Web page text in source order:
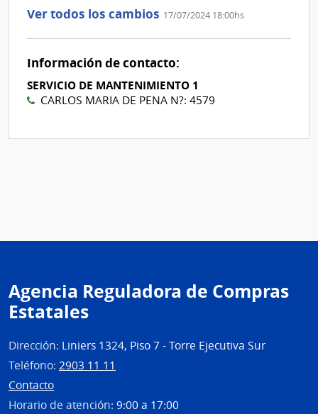
2
Ver todos los cambios 17/07/2024 18:00hs
Información de contacto:
SERVICIO DE MANTENIMIENTO 1
CARLOS MARIA DE PENA N?: 4579
Agencia Reguladora de Compras
Estatales
Dirección: Liniers 1324, Piso 7 - Torre Ejecutiva Sur
Teléfono: 2903 11 11
Contacto
Horario de atención: 9:00 a 17:00